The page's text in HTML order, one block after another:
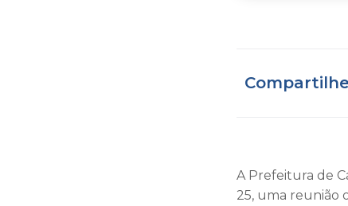
Compartilhe
A Prefeitura de
25, uma reunião